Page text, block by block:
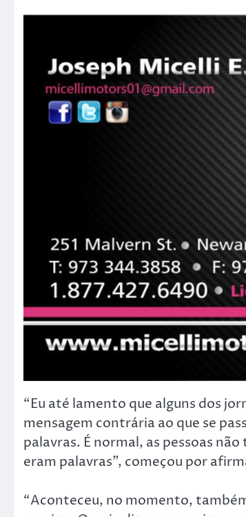
“Eu até lamento que alguns dos
mensagem contrária ao que se
palavras. É normal, as pessoas
eram palavras”, começou por
“Aconteceu, no momento,